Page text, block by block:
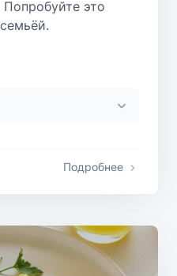
это
Подробнее